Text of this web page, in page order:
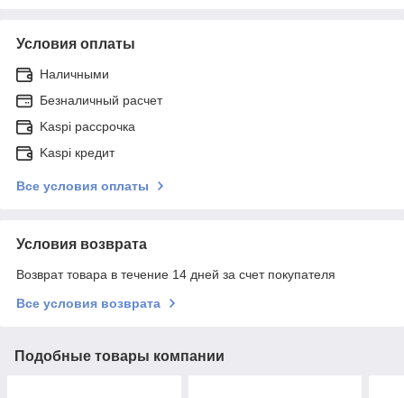
Условия оплаты
Наличными
Безналичный расчет
Kaspi рассрочка
Kaspi кредит
Все условия оплаты
Условия возврата
Возврат товара в течение 14 дней за счет покупателя
Все условия возврата
Подобные товары компании